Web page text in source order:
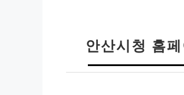
안산시청 홈